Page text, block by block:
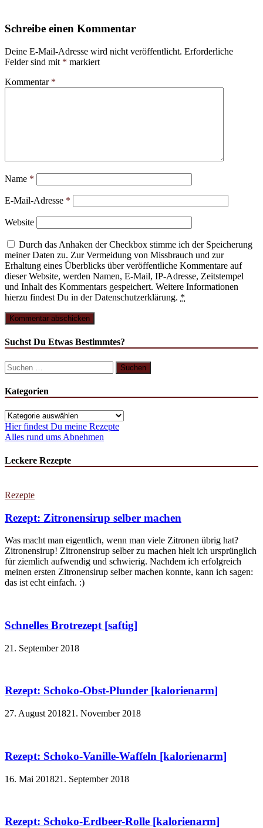
Schreibe einen Kommentar
Deine E-Mail-Adresse wird nicht veröffentlicht. Erforderliche
Felder sind mit * markiert
Kommentar *
Name *
E-Mail-Adresse *
Website
Durch das Anhaken der Checkbox stimme ich der Speicherung
meiner Daten zu. Zur Vermeidung von Missbrauch und zur
Erhaltung eines Überblicks über veröffentliche Kommentare auf
dieser Website, werden Namen, E-Mail, IP-Adresse, Zeitstempel
und Inhalt des Kommentars gespeichert. Weitere Informationen
hierzu findest Du in der Datenschutzerklärung. *
Suchst Du Etwas Bestimmtes?
Suchen
nach:
Kategorien
Kategorien
Hier findest Du meine Rezepte
Alles rund ums Abnehmen
Leckere Rezepte
Rezepte
Rezept: Zitronensirup selber machen
Was macht man eigentlich, wenn man viele Zitronen übrig hat?
Zitronensirup! Zitronensirup selber zu machen hielt ich ursprünglich
für ziemlich aufwendig und schwierig. Nachdem ich erfolgreich
meinen ersten Zitronensirup selber machen konnte, kann ich sagen:
das ist echt einfach. :)
Schnelles Brotrezept [saftig]
21. September 2018
Rezept: Schoko-Obst-Plunder [kalorienarm]
27. August 201821. November 2018
Rezept: Schoko-Vanille-Waffeln [kalorienarm]
16. Mai 201821. September 2018
Rezept: Schoko-Erdbeer-Rolle [kalorienarm]